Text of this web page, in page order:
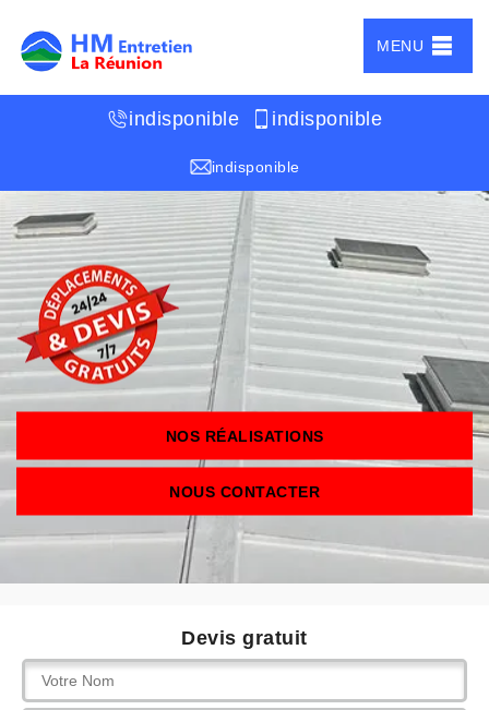
MENU
indisponible indisponible
indisponible
NOS RÉALISATIONS
NOUS CONTACTER
Devis gratuit